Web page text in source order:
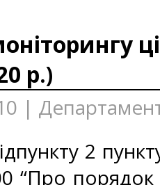
р.)
|
2
порядок